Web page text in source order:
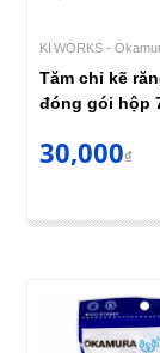
KI‧WORKS -
Tăm chỉ kẽ
đóng gói hộp
30,000₫